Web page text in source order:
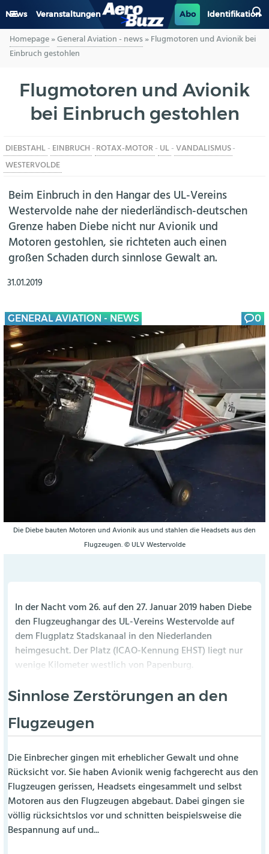
News Veranstaltungen Abo Identifikation
GENERAL AVIATION
LUFTVERKEHR
INDUSTRIE
HELIKOPTER
AERO-KULTUR
Homepage»General Aviation - news»Flugmotoren und Avionik bei
Einbruch gestohlen
Flugmotoren und Avionik
bei Einbruch gestohlen
DIEBSTAHL- EINBRUCH -ROTAX-MOTOR- UL-VANDALISMUS-
WESTERVOLDE
Beim Einbruch in den Hangar des UL-Vereins
Westervolde nahe der niederländisch-deutschen
Grenze haben Diebe nicht nur Avionik und
Motoren gestohlen, sie richteten auch einen
großen Schaden durch sinnlose Gewalt an.
31.01.2019
GENERAL AVIATION - NEWS 0
Die Diebe bauten Motoren und Avionik aus und stahlen die Headsets aus den
Flugzeugen. © ULV Westervolde
In der Nacht vom 26. auf den 27. Januar 2019 haben Diebe
den Flugzeughangar des UL-Vereins Westervolde auf
dem Flugplatz Stadskanaal in den Niederlanden
heimgesucht. Der Platz (ICAO-Kennung EHST) liegt nur
wenige Kilometer westlich von Papenburg.
Sinnlose Zerstörungen an den
Flugzeugen
Die Einbrecher gingen mit erheblicher Gewalt und ohne
Rücksicht vor. Sie haben Avionik wenig fachgerecht aus den
Flugzeugen gerissen, Headsets eingesammelt und selbst
Motoren aus den Flugzeugen abgebaut. Dabei gingen sie
völlig rücksichtslos vor und schnitten beispielsweise die
Bespannung auf und...